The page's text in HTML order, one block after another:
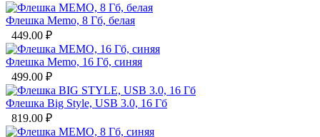
Флешка Memo, 8 Гб, белая
449.00 ₽
Флешка Memo, 16 Гб, синяя
499.00 ₽
Флешка Big Style, USB 3.0, 16 Гб
819.00 ₽